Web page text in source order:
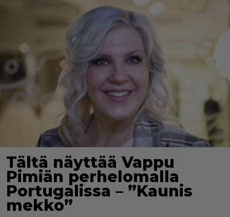
Tältä näyttää Vappu
Pimiän perhelomalla
Portugalissa – ”Kaunis
mekko”